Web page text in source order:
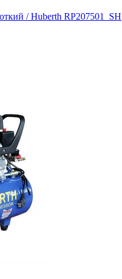
/ Huberth RP207501_SH